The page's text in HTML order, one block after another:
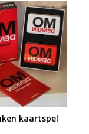
kaartspel